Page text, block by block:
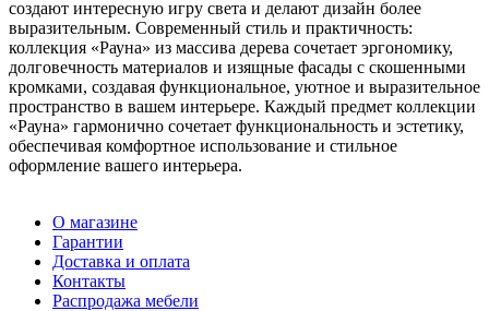
создают интересную игру света и делают дизайн более
выразительным. Современный стиль и практичность:
коллекция «Рауна» из массива дерева сочетает эргономику,
долговечность материалов и изящные фасады с скошенными
кромками, создавая функциональное, уютное и выразительное
пространство в вашем интерьере. Каждый предмет коллекции
«Рауна» гармонично сочетает функциональность и эстетику,
обеспечивая комфортное использование и стильное
оформление вашего интерьера.
О магазине
Гарантии
Доставка и оплата
Контакты
Распродажа мебели